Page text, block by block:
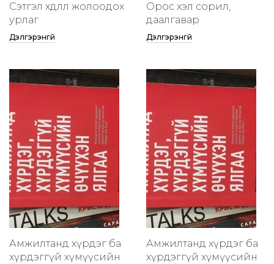
Сэтгэл хөдлөлөө жолоодох
урлаг
Дэлгэрэнгүй
Орос хэл сорил,
даалгавар
Дэлгэрэнгүй
Амжилтанд хүрдэг ба
хүрдэггүй хүмүүсийн
Амжилтанд хүрдэг ба
хүрдэггүй хүмүүсийн